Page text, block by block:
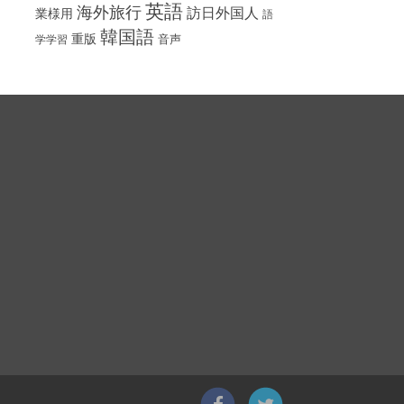
業様用 海外旅行英語訪日外国人 語
学学習 重版 韓国語 音声